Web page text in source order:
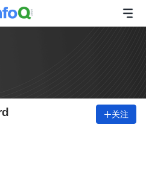
关注